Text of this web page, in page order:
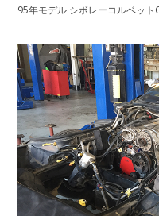
95年モデル シボレーコルベット